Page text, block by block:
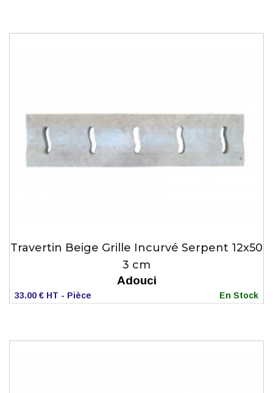
Travertin Beige Grille Incurvé Serpent 12x50
3 cm
Adouci
33.00 € HT - Pièce En Stock